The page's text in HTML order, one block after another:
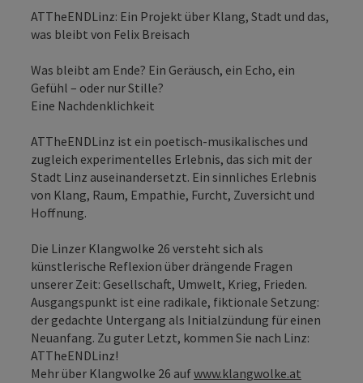
ATTheENDLinz: Ein Projekt über Klang, Stadt und das,
was bleibt von Felix Breisach
Was bleibt am Ende? Ein Geräusch, ein Echo, ein
Gefühl – oder nur Stille?
Eine Nachdenklichkeit
ATTheENDLinz ist ein poetisch-musikalisches und
zugleich experimentelles Erlebnis, das sich mit der
Stadt Linz auseinandersetzt. Ein sinnliches Erlebnis
von Klang, Raum, Empathie, Furcht, Zuversicht und
Hoffnung.
Die Linzer Klangwolke 26 versteht sich als
künstlerische Reflexion über drängende Fragen
unserer Zeit: Gesellschaft, Umwelt, Krieg, Frieden.
Ausgangspunkt ist eine radikale, fiktionale Setzung:
der gedachte Untergang als Initialzündung für einen
Neuanfang. Zu guter Letzt, kommen Sie nach Linz:
ATTheENDLinz!
Mehr über Klangwolke 26 aufwww.klangwolke.at